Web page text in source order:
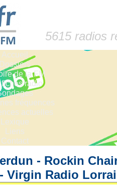
5615 radios
Accueil
Dossiers
de la FM
fiches radio
fréquences
actuelles
Lexique
Liens
Contact
- Rockin
Virgin Radio